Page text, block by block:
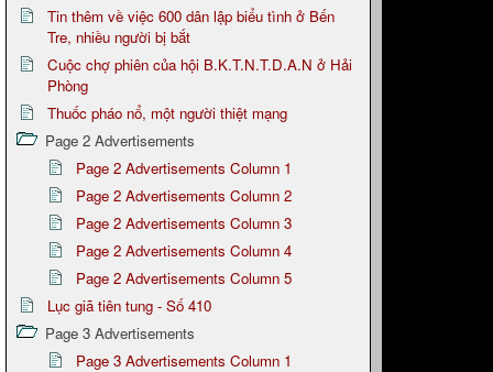
Tin thêm về việc 600 dân lập biểu tình ở Bến
Tre, nhiều người bị bắt
Cuộc chợ phiên của hội B.K.T.N.T.D.A.N ở Hải
Phòng
Thuốc pháo nổ, một người thiệt mạng
Page 2 Advertisements
Page 2 Advertisements Column 1
Page 2 Advertisements Column 2
Page 2 Advertisements Column 3
Page 2 Advertisements Column 4
Page 2 Advertisements Column 5
Lục giã tiên tung - Số 410
Page 3 Advertisements
Page 3 Advertisements Column 1